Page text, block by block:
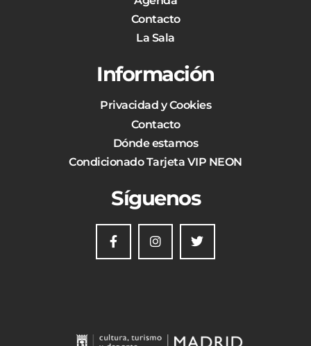
Contacto
La Sala
Información
Privacidad y Cookies
Contacto
Dónde estamos
Condicionado Tarjeta VIP NEON
Síguenos